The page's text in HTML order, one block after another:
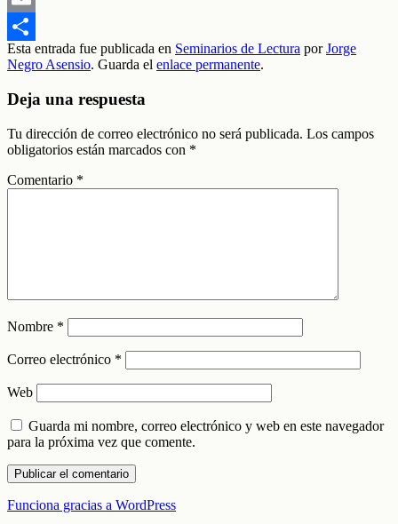
Email
Compartir
Esta entrada fue publicada en Seminarios de Lectura porJorge
Negro Asensio. Guarda el enlace permanente.
Deja una respuesta
Tu dirección de correo electrónico no será publicada. Los campos
obligatorios están marcados con *
Comentario *
Nombre *
Correo electrónico *
Web
Guarda mi nombre, correo electrónico y web en este navegador
para la próxima vez que comente.
Funciona gracias a WordPress